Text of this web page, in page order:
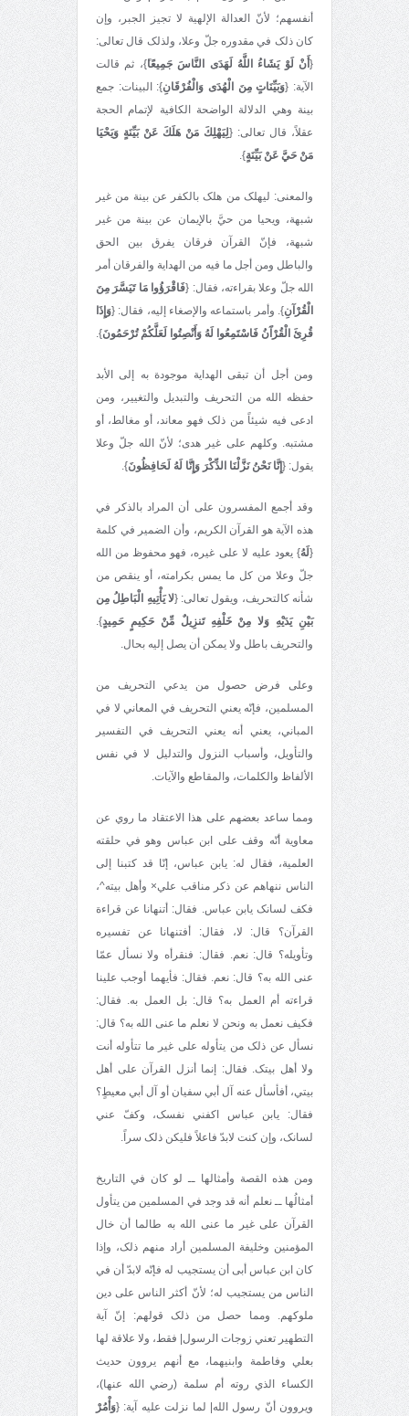
أنفسهم؛ لأنّ العدالة الإلهية لا تجيز الجبر، وإن
کان ذلک في مقدوره جلّ وعلا، ولذلک قال تعالی:
{أَنْ لَوْ يَشَاءُ اللَّهُ لَهَدَى النَّاسَ جَمِيعًاً}، ثم قالت
الآية: {وَبَيِّنَاتٍ مِنَ الْهُدَى وَالْفُرْقَانِ}: البينات: جمع
بينة وهي الدلالة الواضحة الکافية لإتمام الحجة
عقلاً، قال تعالی: {لِيَهْلِكَ مَنْ هَلَكَ عَنْ بَيِّنَةٍ وَيَحْيَا
مَنْ حَيَّ عَنْ بَيِّنَةٍ}.
والمعنی: ليهلک من هلک بالکفر عن بينة من غير
شبهة، ويحيا من حيَّ بالإيمان عن بينة من غير
شبهة، فإنّ القرآن فرقان يفرق بين الحق
والباطل ومن أجل ما فيه من الهداية والفرقان أمر
الله جلّ وعلا بقراءته، فقال: {فَاقْرَؤُوا مَا تَيَسَّرَ مِنَ
الْقُرْآنِ}. وأمر باستماعه والإصغاء إليه، فقال: {وَإِذَا
قُرِئَ الْقُرْآَنُ فَاسْتَمِعُوا لَهُ وَأَنْصِتُوا لَعَلَّكُمْ تُرْحَمُونَ}.
ومن أجل أن تبقی الهداية موجودة به إلی الأبد
حفظه الله من التحريف والتبديل والتغيير، ومن
ادعی فيه شيئاً من ذلک فهو معاند، أو مغالط، أو
مشتبه. وکلهم علی غير هدی؛ لأنّ الله جلّ وعلا
يقول: {إِنَّا نَحْنُ نَزَّلْنَا الذِّكْرَ وَإِنَّا لَهُ لَحَافِظُونَ}.
وقد أجمع المفسرون علی أن المراد بالذکر في
هذه الآية هو القرآن الکريم، وأن الضمير في کلمة
{لَهُ} يعود عليه لا علی غيره، فهو محفوظ من الله
جلّ وعلا من کل ما يمس بکرامته، أو ينقص من
شأنه کالتحريف، ويقول تعالی: {لا يَأْتِيهِ الْبَاطِلُ مِن
بَيْنِ يَدَيْهِ وَلا مِنْ خَلْفِهِ تَنزِيلٌ مِّنْ حَكِيمٍ حَمِيدٍ}.
والتحريف باطل ولا يمکن أن يصل إليه بحال.
وعلی فرض حصول من يدعي التحريف من
المسلمين، فإنّه يعني التحريف في المعاني لا في
المباني، يعني أنه يعني التحريف في التفسير
والتأويل، وأسباب النزول والتدليل لا في نفس
الألفاظ والکلمات، والمقاطع والآيات.
ومما ساعد بعضهم علی هذا الاعتقاد ما روي عن
معاوية أنّه وقف على ابن عباس وهو في حلقته
العلمية، فقال له: يابن عباس، إنّا قد کتبنا إلی
الناس ننهاهم عن ذکر مناقب علي× وأهل بيته^،
فکف لسانک يابن عباس. فقال: أتنهانا عن قراءة
القرآن؟ قال: لا، فقال: أفتنهانا عن تفسيره
وتأويله؟ قال: نعم. فقال: فنقرأه ولا نسأل عمّا
عنی الله به؟ قال: نعم. فقال: فأيهما أوجب علينا
قراءته أم العمل به؟ قال: بل العمل به. فقال:
فکيف نعمل به ونحن لا نعلم ما عنی الله به؟ قال:
نسأل عن ذلک من يتأوله علی غير ما تتأوله أنت
ولا أهل بيتک. فقال: إنما أنزل القرآن علی أهل
بيتي، أفأسأل عنه آل أبي سفيان أو آل أبي معيطٍ؟
فقال: يابن عباس اکفني نفسک، وکفّ عني
لسانک، وإن کنت لابدّ فاعلاً فليکن ذلک سراً.
ومن هذه القصة وأمثالها ــ لو کان في التاريخ
أمثالُها ــ نعلم أنه قد وجد في المسلمين من يتأول
القرآن علی غير ما عنی الله به طالما أن خال
المؤمنين وخليفة المسلمين أراد منهم ذلک، وإذا
کان ابن عباس أبی أن يستجيب له فإنّه لابدّ أن في
الناس من يستجيب له؛ لأنّ أکثر الناس علی دين
ملوکهم. ومما حصل من ذلک قولهم: إنّ آية
التطهير تعني زوجات الرسول| فقط، ولا علاقة لها
بعلي وفاطمة وابنيهما، مع أنهم يروون حديث
الکساء الذي روته أم سلمة (رضي الله عنها)،
ويروون أنّ رسول الله| لما نزلت عليه آية: {وَأْمُرْ